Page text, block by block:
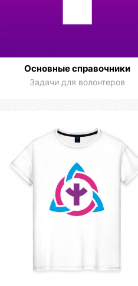
Основные справочники
Задачи для волонтеров